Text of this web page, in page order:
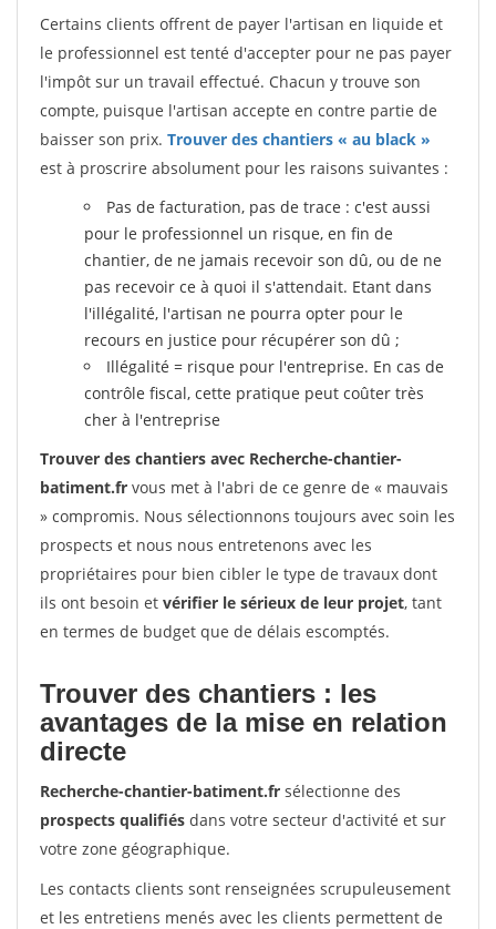
Certains clients offrent de payer l'artisan en liquide et
le professionnel est tenté d'accepter pour ne pas payer
l'impôt sur un travail effectué. Chacun y trouve son
compte, puisque l'artisan accepte en contre partie de
baisser son prix. Trouver des chantiers « au black »
est à proscrire absolument pour les raisons suivantes :
Pas de facturation, pas de trace : c'est aussi
pour le professionnel un risque, en fin de
chantier, de ne jamais recevoir son dû, ou de ne
pas recevoir ce à quoi il s'attendait. Etant dans
l'illégalité, l'artisan ne pourra opter pour le
recours en justice pour récupérer son dû ;
Illégalité = risque pour l'entreprise. En cas de
contrôle fiscal, cette pratique peut coûter très
cher à l'entreprise
Trouver des chantiers avec Recherche-chantier-
batiment.fr vous met à l'abri de ce genre de « mauvais
» compromis. Nous sélectionnons toujours avec soin les
prospects et nous nous entretenons avec les
propriétaires pour bien cibler le type de travaux dont
ils ont besoin et vérifier le sérieux de leur projet, tant
en termes de budget que de délais escomptés.
Trouver des chantiers : les
avantages de la mise en relation
directe
Recherche-chantier-batiment.fr sélectionne des
prospects qualifiés dans votre secteur d'activité et sur
votre zone géographique.
Les contacts clients sont renseignées scrupuleusement
et les entretiens menés avec les clients permettent de